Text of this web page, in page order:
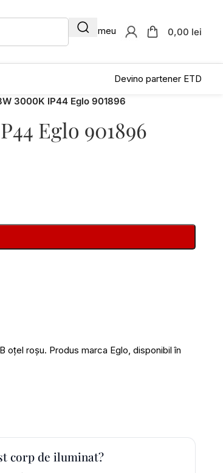
Contul meu 0,00 lei
Devino partener ETD
3000K IP44 Eglo 901896
Eglo 901896
oțel roșu. Produs marca Eglo, disponibil în
corp de iluminat?